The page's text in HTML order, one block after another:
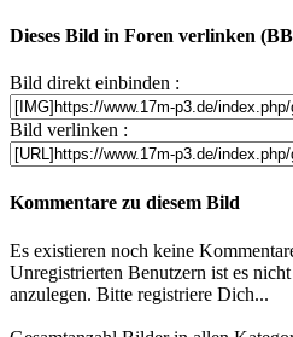
Dieses Bild in Foren verlinken
Bild direkt einbinden :
Bild verlinken :
Kommentare zu diesem Bild
Es existieren noch keine
Unregistrierten Benutzern ist es
anzulegen. Bitte registriere Dich...